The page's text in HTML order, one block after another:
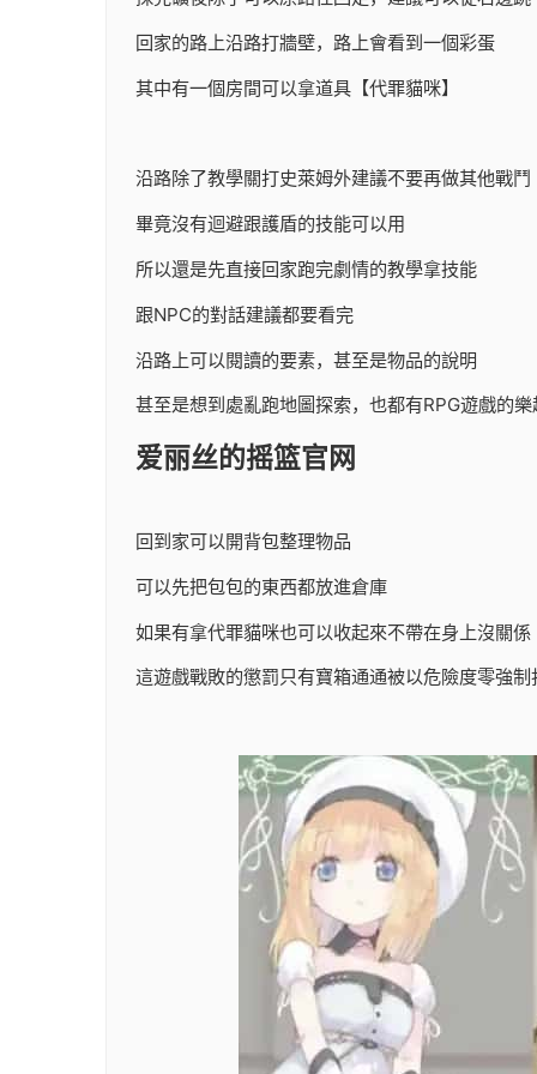
回家的路上沿路打牆壁，路上會看到一個彩蛋
其中有一個房間可以拿道具【代罪貓咪】
沿路除了教學關打史萊姆外建議不要再做其他戰鬥
畢竟沒有迴避跟護盾的技能可以用
所以還是先直接回家跑完劇情的教學拿技能
跟NPC的對話建議都要看完
沿路上可以閱讀的要素，甚至是物品的說明
甚至是想到處亂跑地圖探索，也都有RPG遊戲的樂
爱丽丝的摇篮官网
回到家可以開背包整理物品
可以先把包包的東西都放進倉庫
如果有拿代罪貓咪也可以收起來不帶在身上沒關係
這遊戲戰敗的懲罰只有寶箱通通被以危險度零強制